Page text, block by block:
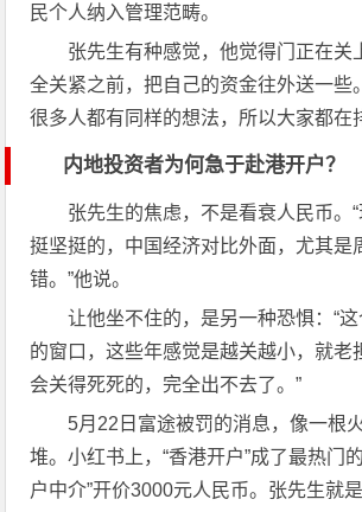
民个人纳入管理范畴。
张先生有种感觉，他觉得门正在关
全关紧之前，把自己的资金往外送一些
很多人都有同样的想法，所以大家都在
内地投资者为何急于赴港开户？
张先生的焦虑，不是看衰人民币。
挺坚挺的，中国经济对比外面，尤其是
错。”他说。
让他坐不住的，是另一种恐惧：“
的窗口，这些年感觉是越关越小，就老
会关得死死的，完全出不去了。”
5月22日富途被罚的消息，像一根
堆。小红书上，“香港开户”成了最热门
户中介”开价3000元人民币。张先生就